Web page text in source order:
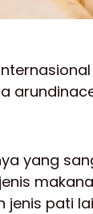
yang
jenis pati